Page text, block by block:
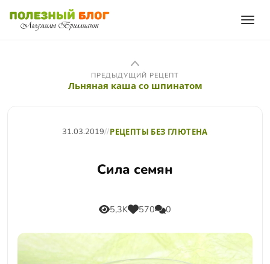
ПРЕДЫДУЩИЙ РЕЦЕПТ
Льняная каша со шпинатом
31.03.2019//РЕЦЕПТЫ БЕЗ ГЛЮТЕНА
Сила семян
5,3K 570 0